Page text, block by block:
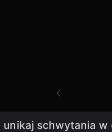
unikaj schwytania